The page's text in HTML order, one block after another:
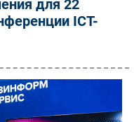
для 22
ICT-